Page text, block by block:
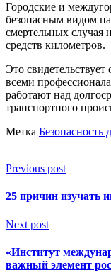
Городские и
безопасным видом
смертельных
средств километров.
Это
всеми
работают над
транспортного
Метка Безопасность
Previous post
25 причин изучать
Next post
«Институт
важный элемент